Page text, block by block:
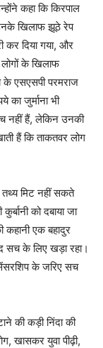
कहा कि किरपाल
उनके खिलाफ झूठे रेप
कर दिया गया, और
के खिलाफ
एसएसपी परमराज
जुर्माना भी
नहीं हैं, लेकिन उनकी
हैं कि ताकतवर लोग
तथ्य मिट नहीं सकते
को दबाया जा
एक बहादुर
सच के लिए खड़ा रहा।
सेंसरशिप के जरिए सच
की कड़ी निंदा की
खासकर युवा पीढ़ी,